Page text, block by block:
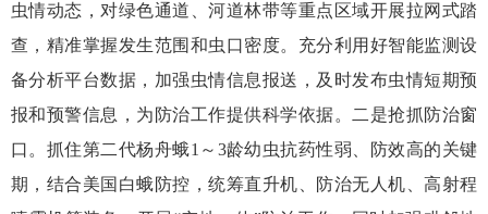
虫情动态，对绿色通道、河道林带等重点区域开展拉网式踏
查，精准掌握发生范围和虫口密度。充分利用好智能监测设
备分析平台数据，加强虫情信息报送，及时发布虫情短期预
报和预警信息，为防治工作提供科学依据。二是抢抓防治窗
口。抓住第二代杨舟蛾1～3龄幼虫抗药性弱、防效高的关键
期，结合美国白蛾防控，统筹直升机、防治无人机、高射程